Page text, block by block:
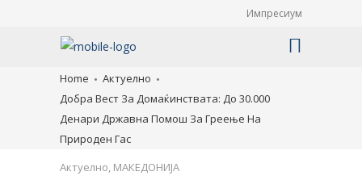
Импресиум
Home
Актуелно
Добра Вест За Домаќинствата: До 30.000
Денари Државна Помош За Греење На
Природен Гас
Актуелно, МАКЕДОНИЈА